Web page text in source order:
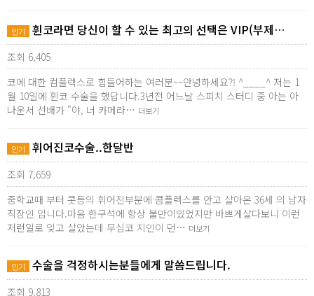
인기 휜코라면 당신이 할 수 있는 최고의 선택은 VIP(부제…
조회 6,405
코에 대한 컴플렉스로 힘들어하는 여러분~~안녕하세요?! ^____^ 저는 1
월 10일에 휜코 수술을 했답니다.3년전 어느날 스피치 스터디 중 아는 아
나운서 선배가 "야, 너 카메라… 더보기
인기 휘어진코수술..한달반
조회 7,659
중학교때 부터 콧등의 휘어진부분에 콤플렉스를 안고 살아온 36세 의 남자
직장인 입니다.마음 한구석에 항상 불만이있었지만 바쁘게살다보니 이런
저런일로 잊고 살았는데 무심코 지인이 던… 더보기
인기 수술을 걱정하시는분들에게 말씀드립니다.
조회 9,813